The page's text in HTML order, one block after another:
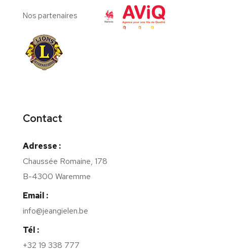
Nos partenaires
Contact
Adresse :
Chaussée Romaine, 178
B-4300 Waremme
Email :
info@jeangielen.be
Tél :
+32 19 338 777